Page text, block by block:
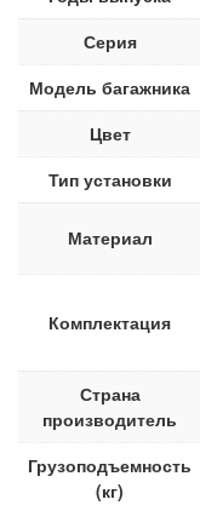
Серия
Модель багажника
Цвет
Тип установки
Материал
Комплектация
Страна
производитель
Грузоподъемность
(кг)